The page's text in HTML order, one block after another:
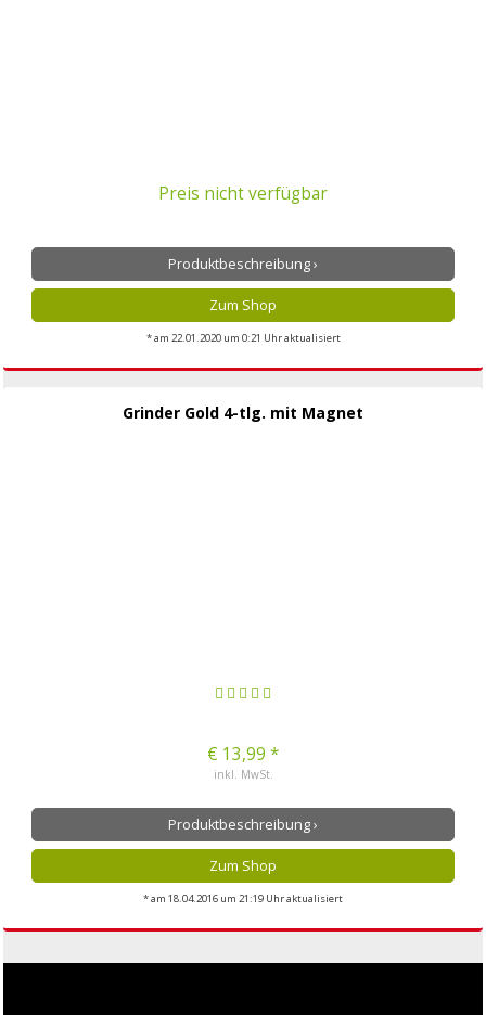
Preis nicht verfügbar
Produktbeschreibung ›
Zum Shop
* am 22.01.2020 um 0:21 Uhr aktualisiert
Grinder Gold 4-tlg. mit Magnet
€ 13,99 *
inkl. MwSt.
Produktbeschreibung ›
Zum Shop
* am 18.04.2016 um 21:19 Uhr aktualisiert